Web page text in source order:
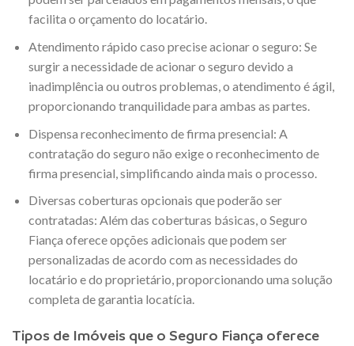
facilita o orçamento do locatário.
Atendimento rápido caso precise acionar o seguro: Se
surgir a necessidade de acionar o seguro devido a
inadimplência ou outros problemas, o atendimento é ágil,
proporcionando tranquilidade para ambas as partes.
Dispensa reconhecimento de firma presencial: A
contratação do seguro não exige o reconhecimento de
firma presencial, simplificando ainda mais o processo.
Diversas coberturas opcionais que poderão ser
contratadas: Além das coberturas básicas, o Seguro
Fiança oferece opções adicionais que podem ser
personalizadas de acordo com as necessidades do
locatário e do proprietário, proporcionando uma solução
completa de garantia locatícia.
Tipos de Imóveis que o Seguro Fiança oferece